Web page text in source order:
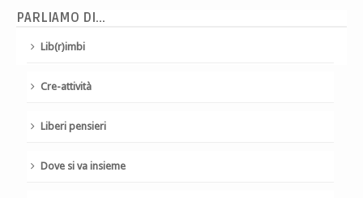
PARLIAMO DI...
Lib(r)imbi
Cre-attività
Liberi pensieri
Dove si va insieme